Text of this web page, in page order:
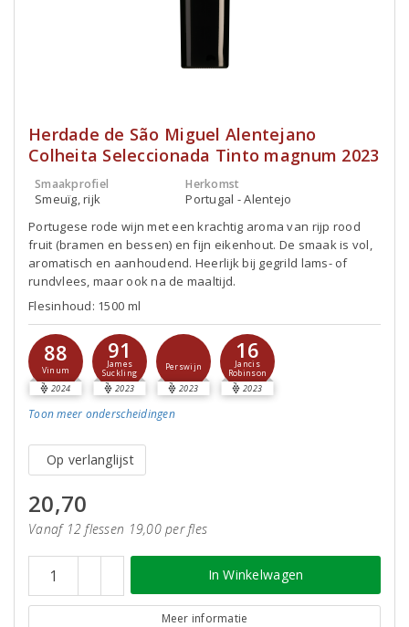
Herdade de São Miguel Alentejano
Colheita Seleccionada Tinto magnum 2023
Smaakprofiel
Smeuïg, rijk
Herkomst
Portugal - Alentejo
Portugese rode wijn met een krachtig aroma van rijp rood
fruit (bramen en bessen) en fijn eikenhout. De smaak is vol,
aromatisch en aanhoudend. Heerlijk bij gegrild lams- of
rundvlees, maar ook na de maaltijd.
Flesinhoud: 1500 ml
88
Vinum
2024
91
James
Suckling
2023
Perswijn
2023
16
Jancis
Robinson
2023
Toon meer onderscheidingen
Op verlanglijst
20,70
Vanaf 12 flessen 19,00 per fles
In Winkelwagen
Meer informatie